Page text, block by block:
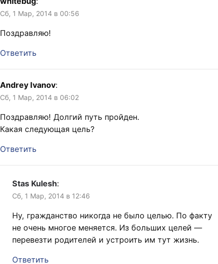
Сб, 1 Мар, 2014 в 00:56
Поздравляю!
Ответить
Andrey Ivanov:
Сб, 1 Мар, 2014 в 06:02
Поздравляю! Долгий путь пройден.
Какая следующая цель?
Ответить
Stas Kulesh:
Сб, 1 Мар, 2014 в 12:46
Ну, гражданство никогда не было целью. По факту
не очень многое меняется. Из больших целей —
перевезти родителей и устроить им тут жизнь.
Ответить